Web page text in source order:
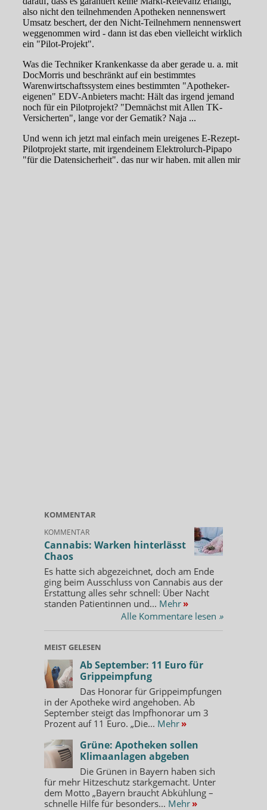
KOMMENTAR
KOMMENTAR
Cannabis: Warken hinterlässt
Chaos
Es hatte sich abgezeichnet, doch am Ende
ging beim Ausschluss von Cannabis aus der
Erstattung alles sehr schnell: Über Nacht
standen Patientinnen und... Mehr »
Alle Kommentare lesen »
MEIST GELESEN
Ab September: 11 Euro für
Grippeimpfung
Das Honorar für Grippeimpfungen
in der Apotheke wird angehoben. Ab
September steigt das Impfhonorar um 3
Prozent auf 11 Euro. „Die... Mehr »
Grüne: Apotheken sollen
Klimaanlagen abgeben
Die Grünen in Bayern haben sich
für mehr Hitzeschutz starkgemacht. Unter
dem Motto „Bayern braucht Abkühlung –
schnelle Hilfe für besonders... Mehr »